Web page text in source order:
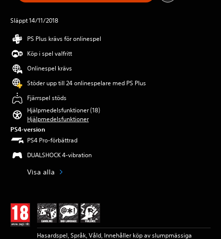
Släppt 14/11/2018
PS Plus krävs för onlinespel
Köp i spel valfritt
Onlinespel krävs
Stöder upp till 24 onlinespelare med PS Plus
Fjärrspel stöds
Hjälpmedelsfunktioner (18)
Hjälpmedelsfunktioner
PS4-version
PS4 Pro-förbättrad
DUALSHOCK 4-vibration
Visa alla
Hasardspel, Språk, Våld, Innehåller köp av slumpmässiga